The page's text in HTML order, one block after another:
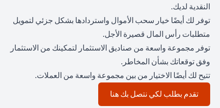
النقدية لديك.
توفر لك أيضًا خيار سحب الأموال واستردادها بشكل جزئي لتمويل
متطلبات رأس المال قصيرة الأجل.
توفر مجموعة واسعة من صناديق الاستثمار لتمكينك من الاستثمار
وفق توقعاتك بشأن المخاطر.
تتيح لك أيضًا الاختيار من بين مجموعة واسعة من العملات.
تقدم بطلب لكي نتصل بك هنا